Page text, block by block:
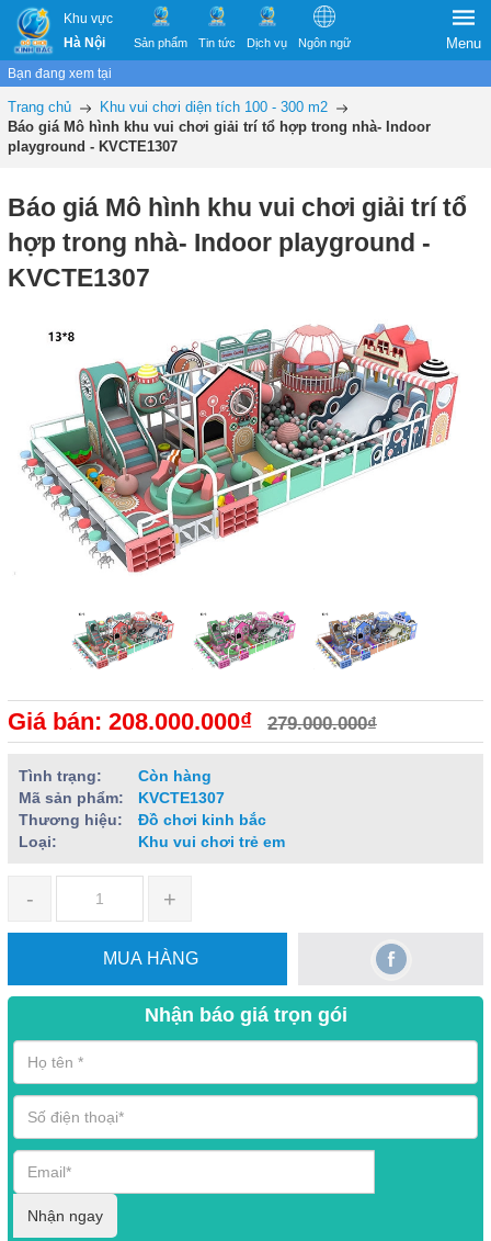
Khu vực
Hà Nội
Sản phẩm Tin tức Dịch vụ Ngôn ngữ Menu
Bạn đang xem tại
Trang chủ
Khu vui chơi diện tích 100 - 300 m2
Báo giá Mô hình khu vui chơi giải trí tổ hợp trong nhà- Indoor
playground - KVCTE1307
Báo giá Mô hình khu vui chơi giải trí tổ
hợp trong nhà- Indoor playground -
KVCTE1307
Giá bán: 208.000.000₫ 279.000.000₫
Tình trạng:
Còn hàng
Mã sản phẩm:
KVCTE1307
Thương hiệu:
Đồ chơi kinh bắc
Loại:
Khu vui chơi trẻ em
- +
MUA HÀNG
Nhận báo giá trọn gói
Nhận ngay